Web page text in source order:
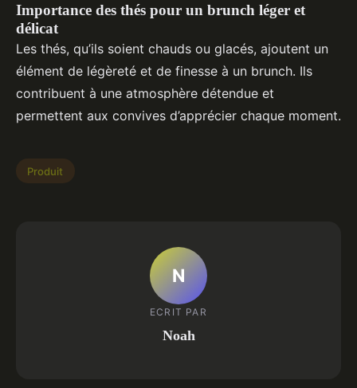
Importance des thés pour un brunch léger et
délicat
Les thés, qu’ils soient chauds ou glacés, ajoutent un
élément de légèreté et de finesse à un brunch. Ils
contribuent à une atmosphère détendue et
permettent aux convives d’apprécier chaque moment.
Produit
N
ECRIT PAR
Noah